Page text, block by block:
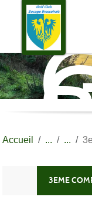
Accueil
3EME
Panneau de gestion